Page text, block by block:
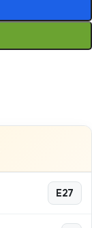
E27